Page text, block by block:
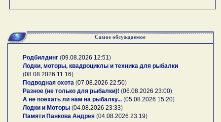
Самое обсуждаемое
Родбилдинг (09.08.2026 12:51)
Лодки, моторы, квадроциклы и техника для рыбалки
(08.08.2026 11:16)
Подводная охота (07.08.2026 22:50)
Разное (не только для рыбалки)! (06.08.2026 23:00)
А не поехать ли нам на рыбалку... (05.08.2026 15:20)
Лодки и Моторы (04.08.2026 23:33)
Памяти Панкова Андрея (04.08.2026 23:19)